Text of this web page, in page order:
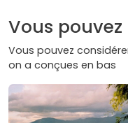
Vous
Vous pouvez
on a conçues en bas